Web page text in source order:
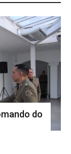
do